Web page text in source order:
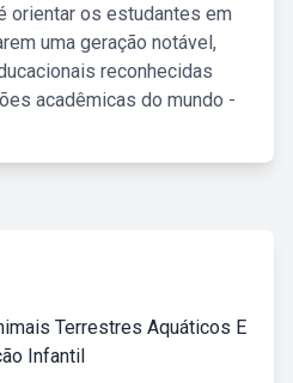
orientar os estudantes em
uma geração notável,
reconhecidas
acadêmicas do mundo -
Terrestres Aquáticos E
Infantil